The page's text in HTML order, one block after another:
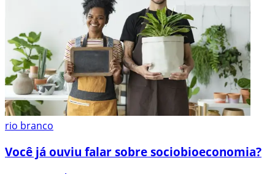
rio branco
Você já ouviu falar sobre sociobioeconomia?